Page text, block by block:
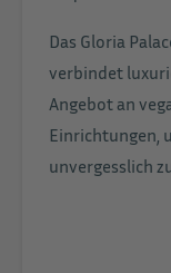
Das Gloria
verbindet
Angebot an
Einrichtungen,
unvergesslich